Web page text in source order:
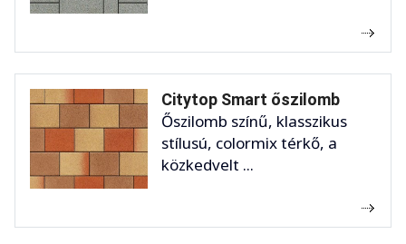
Citytop Smart őszilomb
Őszilomb színű, klasszikus
stílusú, colormix térkő, a
közkedvelt ...